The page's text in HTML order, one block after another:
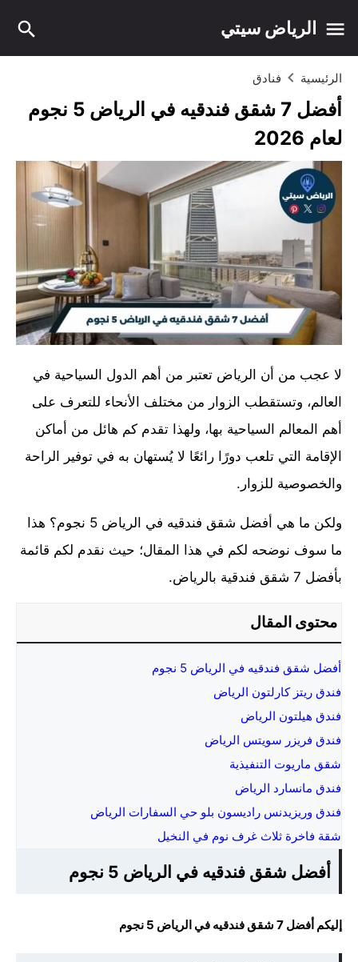
الرياض سيتي
الرئيسية فنادق
أفضل 7 شقق فندقيه في الرياض 5 نجوم
لعام 2026
لا عجب من أن الرياض تعتبر من أهم الدول السياحية في
العالم، وتستقطب الزوار من مختلف الأنحاء للتعرف على
أهم المعالم السياحية بها، ولهذا تقدم كم هائل من أماكن
الإقامة التي تلعب دورًا رائعًا لا يُستهان به في توفير الراحة
والخصوصية للزوار.
ولكن ما هي أفضل شقق فندقيه في الرياض 5 نجوم؟ هذا
ما سوف نوضحه لكم في هذا المقال؛ حيث نقدم لكم قائمة
بأفضل 7 شقق فندقية بالرياض.
محتوى المقال
أفضل شقق فندقيه في الرياض 5 نجوم
فندق ريتز كارلتون الرياض
فندق هيلتون الرياض
فندق فريزر سويتس الرياض
شقق ماريوت التنفيذية
فندق مانسارد الرياض
فندق وريزيدنس راديسون بلو حي السفارات الرياض
شقة فاخرة ثلاث غرف نوم في النخيل
أفضل شقق فندقيه في الرياض 5 نجوم
إليكم أفضل 7 شقق فندقيه في الرياض 5 نجوم